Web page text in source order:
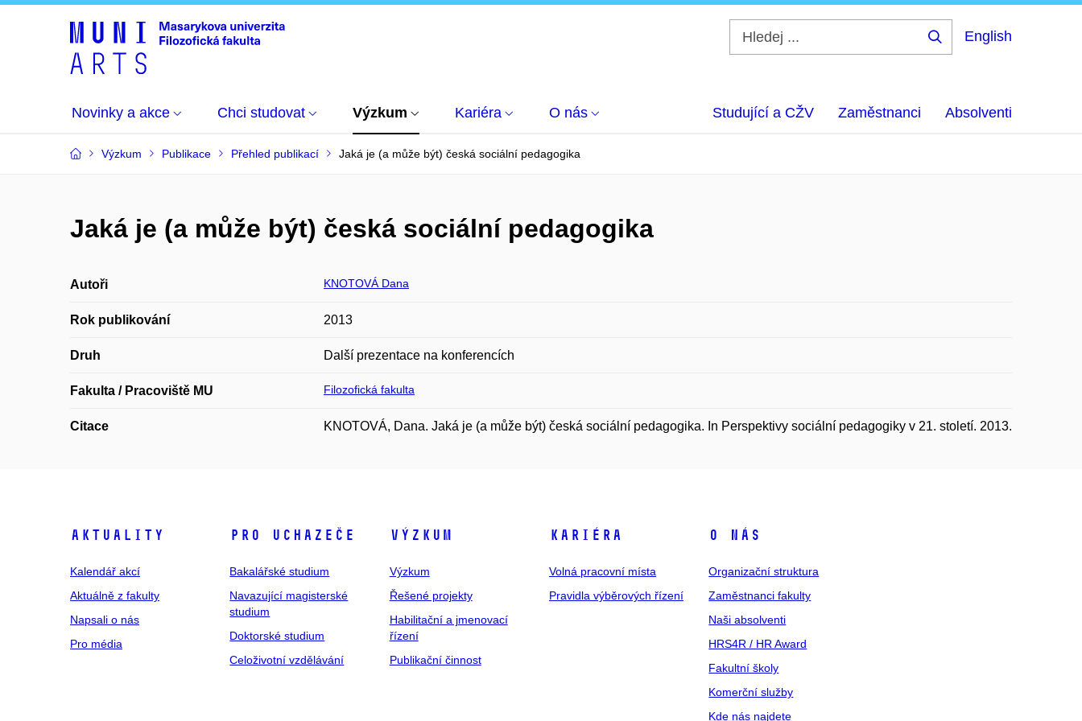
English
Novinky a akce Chci studovat Výzkum Kariéra O nás Studující a CŽV Zaměstnanci Absolventi
Výzkum Publikace Přehled publikací Jaká je (a může být) česká sociální pedagogika
Jaká je (a může být) česká sociální pedagogika
Autoři KNOTOVÁ Dana
Rok publikování 2013
Druh Další prezentace na konferencích
Fakulta / Pracoviště MU Filozofická fakulta
Citace KNOTOVÁ, Dana. Jaká je (a může být) česká sociální pedagogika. In Perspektivy sociální pedagogiky v 21. století. 2013.
Aktuality
Kalendář akcí
Aktuálně z fakulty
Napsali o nás
Pro média
Pro uchazeče
Bakalářské studium
Navazující magisterské
studium
Doktorské studium
Celoživotní vzdělávání
Výzkum
Výzkum
Řešené projekty
Habilitační a jmenovací
řízení
Publikační činnost
Kariéra
Volná pracovní místa
Pravidla výběrových řízení
O nás
Organizační struktura
Zaměstnanci fakulty
Naši absolventi
HRS4R / HR Award
Fakultní školy
Komerční služby
Kde nás najdete